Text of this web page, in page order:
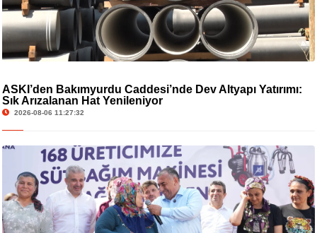
ASKİ’den Bakımyurdu Caddesi’nde Dev Altyapı Yatırımı:
Sık Arızalanan Hat Yenileniyor
2026-08-06 11:27:32